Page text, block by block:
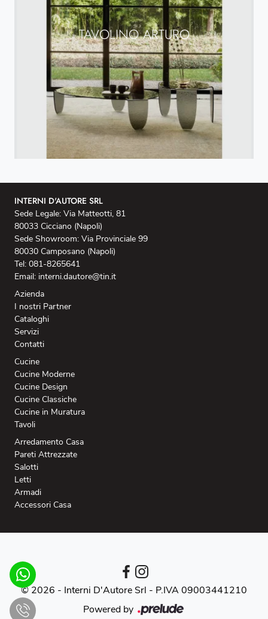
TAVOLINO ARTURO
INTERNI D'AUTORE SRL
Sede Legale: Via Matteotti, 81
80033 Cicciano (Napoli)
Sede Showroom: Via Provinciale 99
80030 Camposano (Napoli)
Tel: 081-8265641
Email: interni.dautore@tin.it
Azienda
I nostri Partner
Cataloghi
Servizi
Contatti
Cucine
Cucine Moderne
Cucine Design
Cucine Classiche
Cucine in Muratura
Tavoli
Arredamento Casa
Pareti Attrezzate
Salotti
Letti
Armadi
Accessori Casa
© 2026 - Interni D'Autore Srl - P.IVA 09003441210
Powered by